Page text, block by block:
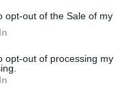
opt-out of the Sale of my
opt-out of processing
банкнот на